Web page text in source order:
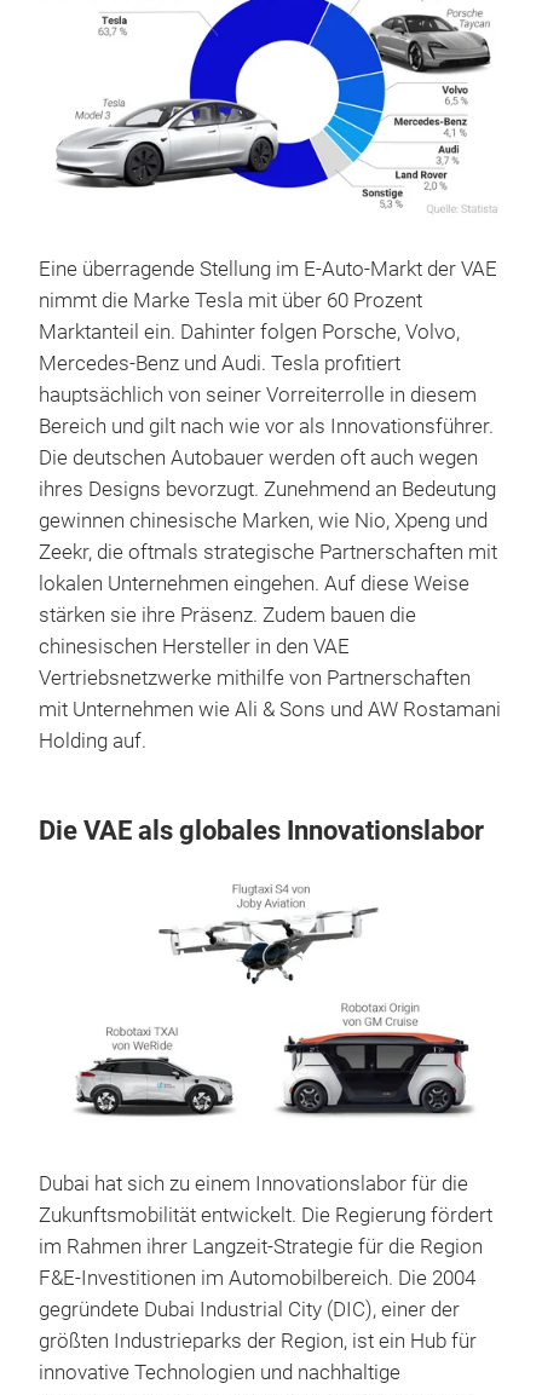
Eine überragende Stellung im E-Auto-Markt der VAE
nimmt die Marke Tesla mit über 60 Prozent
Marktanteil ein. Dahinter folgen Porsche, Volvo,
Mercedes-Benz und Audi. Tesla profitiert
hauptsächlich von seiner Vorreiterrolle in diesem
Bereich und gilt nach wie vor als Innovationsführer.
Die deutschen Autobauer werden oft auch wegen
ihres Designs bevorzugt. Zunehmend an Bedeutung
gewinnen chinesische Marken, wie Nio, Xpeng und
Zeekr, die oftmals strategische Partnerschaften mit
lokalen Unternehmen eingehen. Auf diese Weise
stärken sie ihre Präsenz. Zudem bauen die
chinesischen Hersteller in den VAE
Vertriebsnetzwerke mithilfe von Partnerschaften
mit Unternehmen wie Ali & Sons und AW Rostamani
Holding auf.
Die VAE als globales Innovationslabor
Dubai hat sich zu einem Innovationslabor für die
Zukunftsmobilität entwickelt. Die Regierung fördert
im Rahmen ihrer Langzeit-Strategie für die Region
F&E-Investitionen im Automobilbereich. Die 2004
gegründete Dubai Industrial City (DIC), einer der
größten Industrieparks der Region, ist ein Hub für
innovative Technologien und nachhaltige